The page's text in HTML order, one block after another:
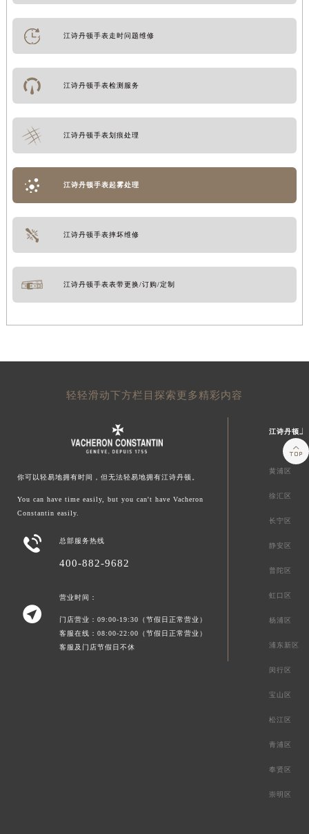
江诗丹顿手表走时问题维修
江诗丹顿手表检测服务
江诗丹顿手表划痕处理
江诗丹顿手表起雾处理
江诗丹顿手表摔坏维修
江诗丹顿手表表带更换/订购/定制
轻轻滑动下方栏目探索更多精彩内容
你可以轻易地拥有时间，但无法轻易地拥有江诗丹顿。
You can have time easily, but you can't have Vacheron
Constantin easily.
 总部服务热线
400-882-9682

营业时间：
门店营业：09:00-19:30（节假日正常营业）
客服在线：08:00-22:00（节假日正常营业）
客服及门店节假日不休
江诗丹顿上
黄浦区
徐汇区
长宁区
静安区
普陀区
虹口区
杨浦区
浦东新区
闵行区
宝山区
松江区
青浦区
奉贤区
崇明区
